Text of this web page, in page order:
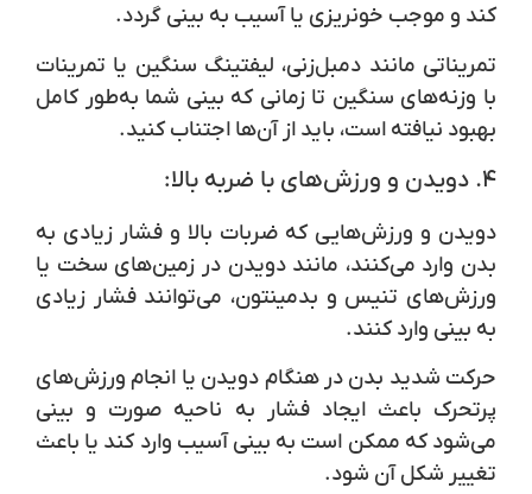
کند و موجب خونریزی یا آسیب به بینی گردد.
تمریناتی مانند دمبل‌زنی، لیفتینگ سنگینیا تمرینات
با وزنه‌های سنگینتا زمانی که بینی شما به‌طور کامل
بهبود نیافته است، باید از آن‌ها اجتناب کنید.
۴. دویدن و ورزش‌های با ضربه بالا:
دویدن و ورزش‌هایی که ضربات بالا و فشار زیادی به
بدن وارد می‌کنند، مانند دویدن در زمین‌های سختیا
ورزش‌های تنیس و بدمینتون، می‌توانند فشار زیادی
به بینی وارد کنند.
حرکت شدید بدن در هنگام دویدن یا انجام ورزش‌های
پرتحرک باعث ایجاد فشار به ناحیه صورت و بینی
می‌شود که ممکن است به بینی آسیب وارد کند یا باعث
تغییر شکل آن شود.